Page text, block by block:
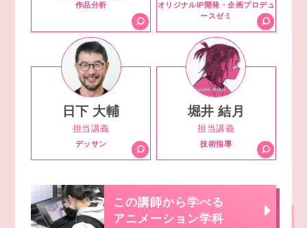
作品分析
オリジナルIP開発・企画プロデュ
ースゼミ
日下 大輔
担当講義
デッサン
堀井 結月
担当講義
技術指導
この講師から学べる
アニメーション学科